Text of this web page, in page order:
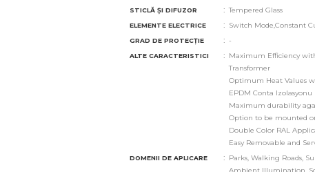
STICLĂ ȘI DIFUZOR : Tempered Glass
ELEMENTE ELECTRICE : Switch Mode,Constant
GRAD DE PROTECȚIE : -
ALTE CARACTERISTICI : Maximum Efficiency
Transformer
Optimum Heat Values
EPDM Conta Izolasyonu
Maximum durability
Option to be mounted
Double Color RAL
Easy Removable and
DOMENII DE APLICARE : Parks, Walking Roads,